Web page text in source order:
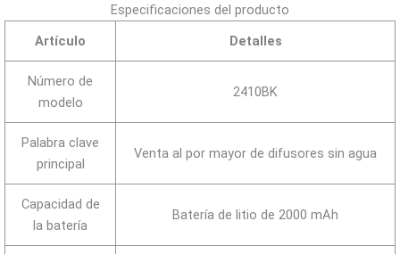
Especificaciones del producto
Artículo
Detalles
Número de
modelo
2410BK
Palabra clave
principal
Venta al por mayor de difusores sin agua
Capacidad de
la batería
Batería de litio de 2000 mAh